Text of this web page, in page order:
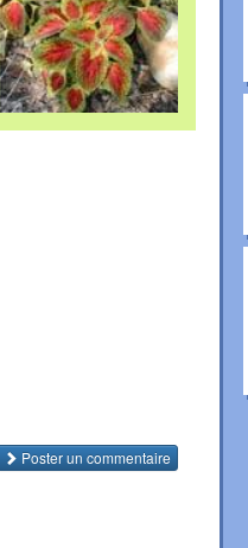
Poster un commentaire